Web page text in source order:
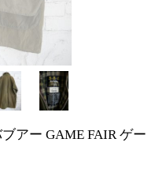
アー GAME FAIR ゲー